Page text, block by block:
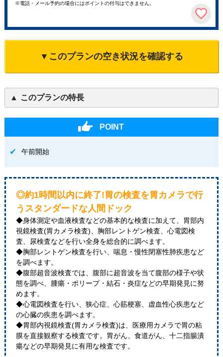
※電話・メール予約の場合にはポイントの付与はできません。
▼このプランの空き状況を確認する
このプランの特長
POINT
午前開始
◎約1時間以内に終了!胃の検査を胃カメラで行
うスタンダードな人間ドック
◆身体測定や血液検査などの基本的な検査に加えて、胃部内
視鏡検査(胃カメラ検査)、胸部レントゲン検査、心電図検
査、尿検査などを行い全身を総合的に調べます。
◆胸部レントゲン検査を行い、喘息・慢性閉塞性肺疾患など
を調べます。
◆腹部超音波検査では、腹部に超音波を当て腹部の様子や状
態を調べ、腫瘍・ポリープ・結石・炎症などの早期発見に努
めます。
◆心電図検査を行い、狭心症、心筋梗塞、虚血性心疾患など
の心臓の疾患を調べます。
◆胃部内視鏡検査(胃カメラ検査)は、医療用カメラで胃の粘
膜を直接観察する検査です。胃がん、食道がん、十二指腸潰
瘍などの早期発見に有用な検査です。